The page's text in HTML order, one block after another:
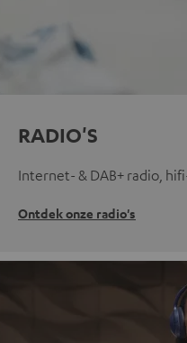
RADIO'S
Internet- & DAB+ radio,
Ontdek onze radio's